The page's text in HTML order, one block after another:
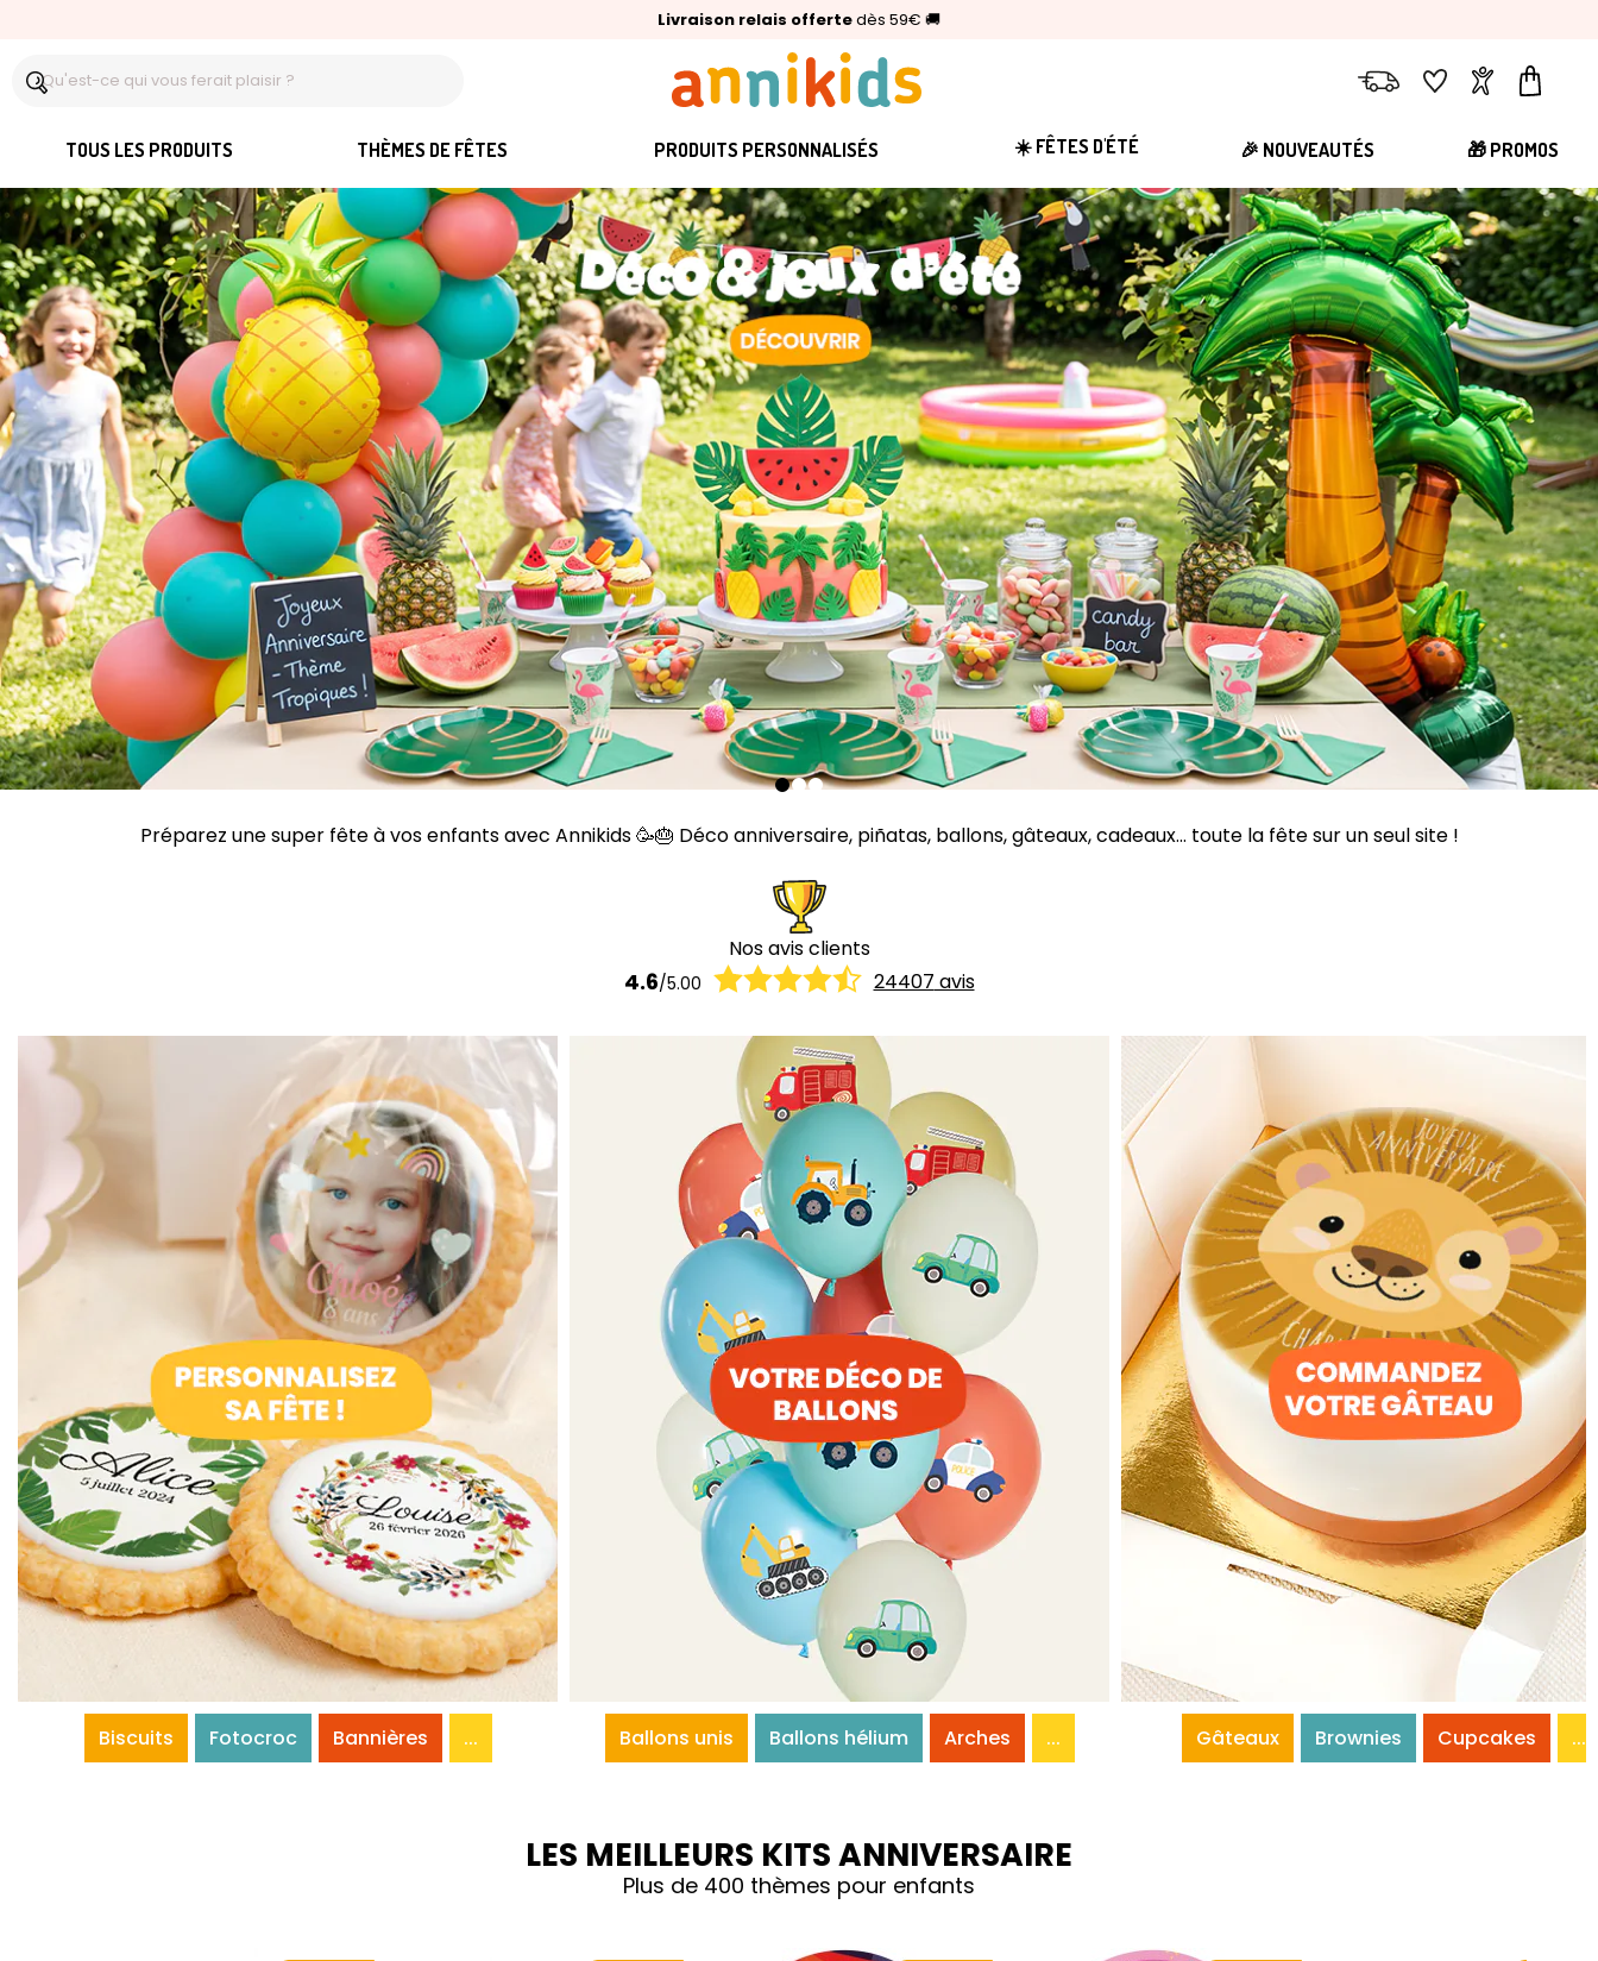
Livraison relais offertedès 59€ 🚚
🥇Palmarès Capital 2025 :Annikids N°1
⭐⭐⭐⭐⭐4,6/5(24 000 avis clients)
LivraisonFavorisComptePanier
TOUS LES PRODUITS THÈMES DE FÊTES PRODUITS PERSONNALISÉS ☀️ FÊTES D'ÉTÉ 🎉 NOUVEAUTÉS 🎁 PROMOS
Préparez une super fête à vos enfants avec Annikids 🥳🎂 Déco anniversaire, piñatas, ballons, gâteaux, cadeaux... toute la fête sur un seul site !
Nos avis clients
4.6/5.00 24407 avis
Biscuits Fotocroc Bannières ... Ballons unis Ballons hélium Arches ... Gâteaux Brownies Cupcakes ...
LES MEILLEURS KITS ANNIVERSAIRE
Plus de 400 thèmes pour enfants